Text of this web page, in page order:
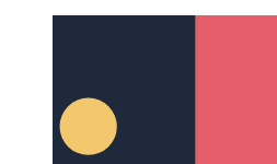
yiddish